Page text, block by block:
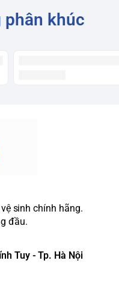
phân khúc
sinh chính hãng.
đầu.
Tuy - Tp. Hà Nội